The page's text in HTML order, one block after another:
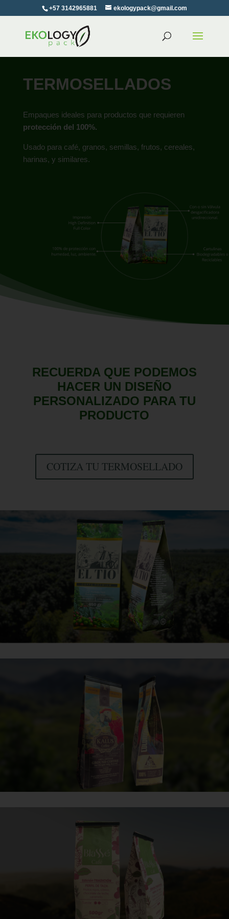
+57 3142965881 ekologypack@gmail.com
TERMOSELLADOS
Empaques ideales para productos que requieren
protección del 100%.
Usado para café, granos, semillas, frutos, cereales,
harinas, y similares.
RECUERDA QUE PODEMOS
HACER UN DISEÑO
PERSONALIZADO PARA TU
PRODUCTO
COTIZA TU TERMOSELLADO